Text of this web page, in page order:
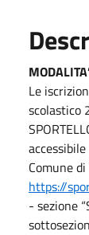
Le
scolastico
Comune
https://
- sezione